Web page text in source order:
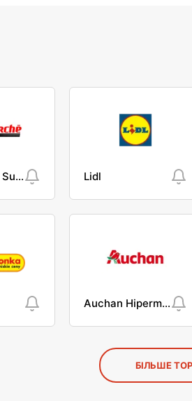
Intermarche Super Lidl
Auchan Hipermarket
БІЛЬШЕ